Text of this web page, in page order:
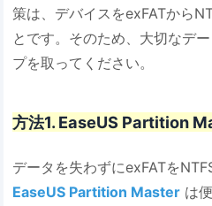
策は、デバイスをexFATから
とです。そのため、大切なデ
プを取ってください。
方法1. EaseUS Partition
データを失わずにexFATを
EaseUS Partition Master は